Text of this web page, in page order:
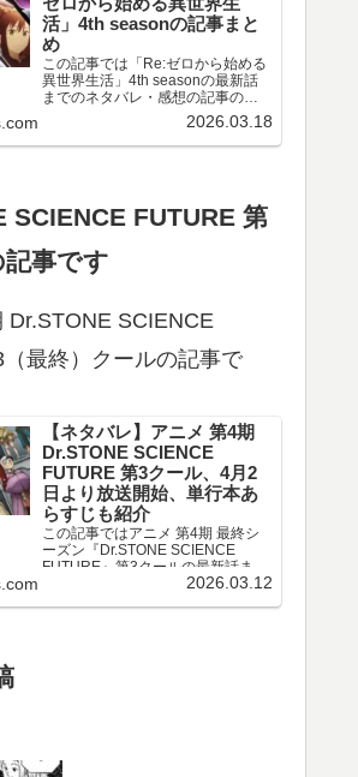
ゼロから始める異世界生
活」4th seasonの記事まと
め
この記事では「Re:ゼロから始める
異世界生活」4th seasonの最新話
までのネタバレ・感想の記事のリ
ンクや、情報などをまとめていま
す。アニメ 「Re:ゼロから始める異
世界生活」4th season 第67～77話
2026.03.18
SCIENCE FUTURE 第
事です
Dr.STONE SCIENCE
最終）クールの記事で
【ネタバレ】アニメ 第4期
Dr.STONE SCIENCE
FUTURE 第3クール、4月2
日より放送開始、単行本あ
らすじも紹介
この記事ではアニメ 第4期 最終シ
ーズン『Dr.STONE SCIENCE
FUTURE』第3クールの最新話まで
のネタバレ・感想、さらに単行本
2026.03.12